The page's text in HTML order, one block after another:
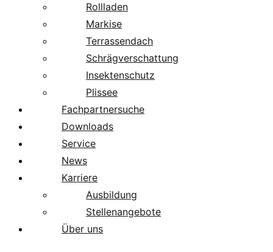
Rollladen
Markise
Terrassendach
Schrägverschattung
Insektenschutz
Plissee
Fachpartnersuche
Downloads
Service
News
Karriere
Ausbildung
Stellenangebote
Über uns